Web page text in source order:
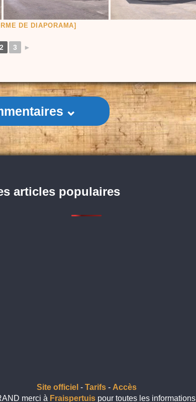
DE DIAPORAMA]
2 3 ►
articles populaires
Site officiel - Tarifs- Accès
merci à Fraispertuis pour toutes les informations